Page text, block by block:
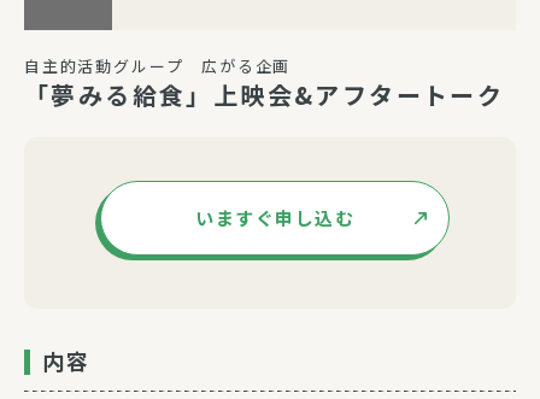
自主的活動グループ 広がる企画
「夢みる給食」上映会&アフタートーク
いますぐ申し込む
内容